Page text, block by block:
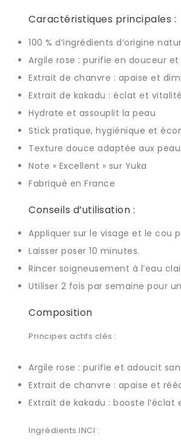
Caractéristiques principales :
100 % d’ingrédients d’origine
Argile rose : purifie en douceur
Extrait de chanvre : apaise et
Extrait de kakadu : éclat et
Hydrate et assouplit la peau
Stick pratique, hygiénique et
Texture douce adaptée aux
Note « Excellent » sur Yuka
Fabriqué en France
Conseils d’utilisation :
Appliquer sur le visage et le cou
Laisser poser 10 minutes.
Rincer soigneusement à l’eau
Utiliser 2 fois par semaine pour
Composition
Principes actifs clés :
Argile rose : purifie et adoucit
Extrait de chanvre : apaise et
Extrait de kakadu : booste l’éclat
Ingrédients INCI :